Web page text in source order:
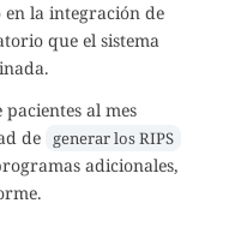
en la integración de
que el sistema
al mes
de
generar los RIPS
adicionales,